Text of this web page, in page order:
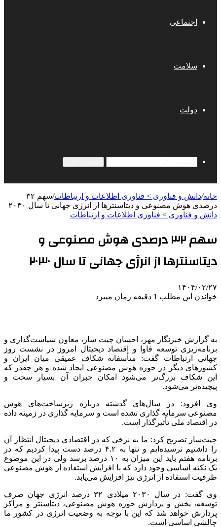
اجتماعی
سلامت
دولت
خانه/دانش و فناوری > فناوری اطلاعات و ارتباطات/
سهم ۳۲
درصدی هوش مصنوعی و دیتاسنترها از انرژی جهانی تا سال ۲۰۳۰
دانش و فناوری > فناوری اطلاعات و ارتباطات
سهم ۳۲ درصدی هوش مصنوعی و
دیتاسنترها از انرژی جهانی تا سال ۲۰۳۰
۱۴۰۴/۰۲/۲۷
خواندن این مطلب 1 دقیقه زمان میبرد
به گزارش خبرنگار مهر، احسان چیت ساز، معاون سیاست‌گذاری و
برنامه‌ریزی توسعه فاوا
و اقتصاد دیجیتال امروز در نشست روز
جهانی ارتباطات گفت: متأسفانه شکاف عمیقی میان ایران و
کشورهای دیگر در حوزه هوش مصنوعی ایجاد شده و هر چقدر که
این شکاف بزرگ‌تر می‌شود امکان جبران آن بسیار سخت و
پیچیده‌تر می‌شود.
وی افزود: در سال‌های گذشته درباره زیرساخت‌های هوش
مصنوعی سرمایه گذاری نشده است و سرمایه گذاری در زمینه داده
در اقتصاد ملی تأثیرگذار است.
چیت‌ساز تصریح کرد: ما به نرخی که در اقتصادی دیجیتال انتظار آن
را داشتیم نرسیده‌ایم و تنها به ۴.۲ درصد دست پیدا کردیم که در
برنامه هفتم باید این میزان به ۱۰ درصد برسد ولی در این موضوع
یک نکته اساسی وجود دارد که با افزایش استفاده از هوش مصنوعی
ظرفیت استفاده از انرژی نیز افزایش می‌یابد.
وی گفت: در سال ۲۰۳۰ میلادی ۳۲ درصد انرژی جهان صرف
توسعه، پخش و پردازش حوزه هوش مصنوعی، دیتاسنتر و مراکز
پردازش خواهد شد که این با توجه به وضعیت انرژی در کشور ما
چالشی اساسی است.